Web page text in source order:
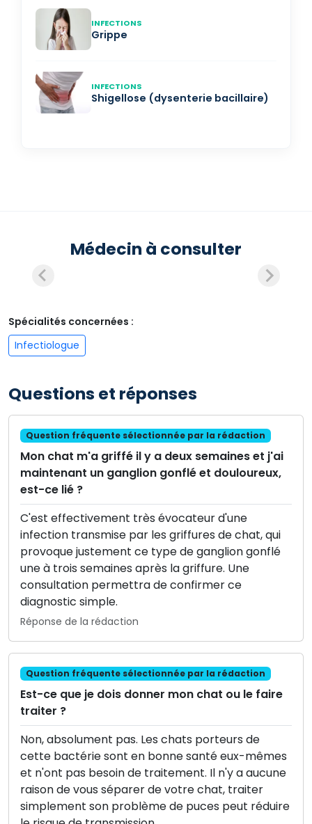
INFECTIONS
Grippe
INFECTIONS
Shigellose (dysenterie bacillaire)
Médecin à consulter
Spécialités concernées :
Infectiologue
Questions et réponses
Question fréquente sélectionnée par la rédaction
Mon chat m'a griffé il y a deux semaines et j'ai
maintenant un ganglion gonflé et douloureux,
est-ce lié ?
C'est effectivement très évocateur d'une
infection transmise par les griffures de chat, qui
provoque justement ce type de ganglion gonflé
une à trois semaines après la griffure. Une
consultation permettra de confirmer ce
diagnostic simple.
Réponse de la rédaction
Question fréquente sélectionnée par la rédaction
Est-ce que je dois donner mon chat ou le faire
traiter ?
Non, absolument pas. Les chats porteurs de
cette bactérie sont en bonne santé eux-mêmes
et n'ont pas besoin de traitement. Il n'y a aucune
raison de vous séparer de votre chat, traiter
simplement son problème de puces peut réduire